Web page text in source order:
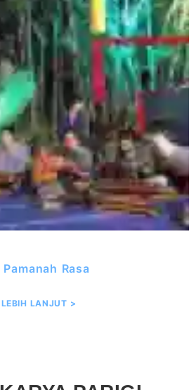
Pamanah Rasa
LEBIH LANJUT >